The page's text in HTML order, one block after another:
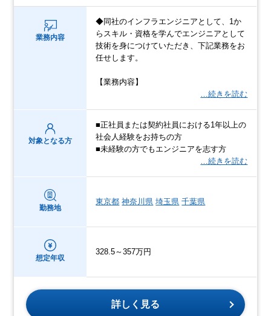
業務内容
◆同社のインフラエンジニアとして、1か
らスキル・資格を学んでエンジニアとして
技術を身につけていただき、下記業務をお
任せします。
【業務内容】
…続きを読む
対象となる方
■正社員または契約社員における1年以上の
社会人経験をお持ちの方
■未経験の方でもエンジニアを志す方
…続きを読む
勤務地
東京都 神奈川県 埼玉県 千葉県
想定年収
328.5～357万円
詳しく見る